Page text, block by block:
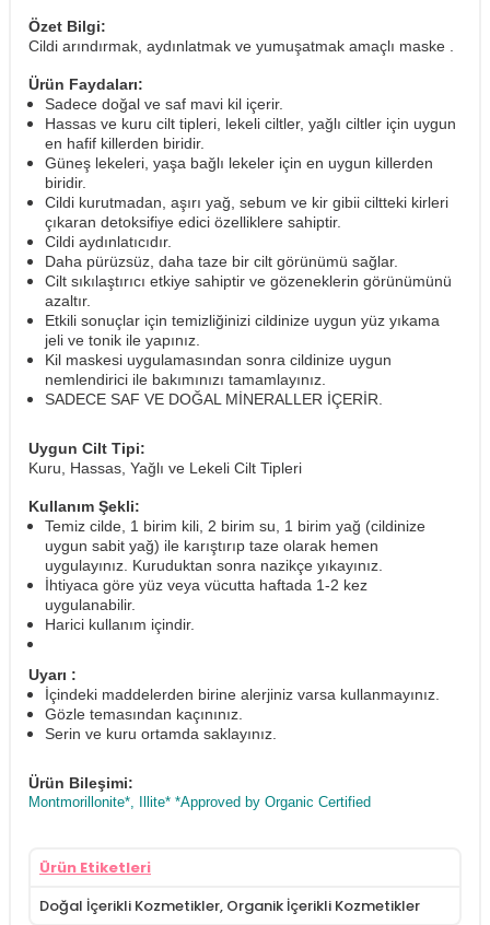
Özet Bilgi:
Cildi arındırmak, aydınlatmak ve yumuşatmak amaçlı maske .
Ürün Faydaları:
Sadece doğal ve saf mavi kil içerir.
Hassas ve kuru cilt tipleri, lekeli ciltler, yağlı ciltler için uygun
en hafif killerden biridir.
Güneş lekeleri, yaşa bağlı lekeler için en uygun killerden
biridir.
Cildi kurutmadan, aşırı yağ, sebum ve kir gibii ciltteki kirleri
çıkaran detoksifiye edici özelliklere sahiptir.
Cildi aydınlatıcıdır.
Daha pürüzsüz, daha taze bir cilt görünümü sağlar.
Cilt sıkılaştırıcı etkiye sahiptir ve gözeneklerin görünümünü
azaltır.
Etkili sonuçlar için temizliğinizi cildinize uygun yüz yıkama
jeli ve tonik ile yapınız.
Kil maskesi uygulamasından sonra cildinize uygun
nemlendirici ile bakımınızı tamamlayınız.
SADECE SAF VE DOĞAL MİNERALLER İÇERİR.
Uygun Cilt Tipi:
Kuru, Hassas, Yağlı ve Lekeli Cilt Tipleri
Kullanım Şekli:
Temiz cilde, 1 birim kili, 2 birim su, 1 birim yağ (cildinize
uygun sabit yağ) ile karıştırıp taze olarak hemen
uygulayınız. Kuruduktan sonra nazikçe yıkayınız.
İhtiyaca göre yüz veya vücutta haftada 1-2 kez
uygulanabilir.
Harici kullanım içindir.
Uyarı :
İçindeki maddelerden birine alerjiniz varsa kullanmayınız.
Gözle temasından kaçınınız.
Serin ve kuru ortamda saklayınız.
Ürün Bileşimi:
Montmorillonite*, Illite* *Approved by Organic Certified
Ürün Etiketleri
Doğal İçerikli Kozmetikler, Organik İçerikli Kozmetikler